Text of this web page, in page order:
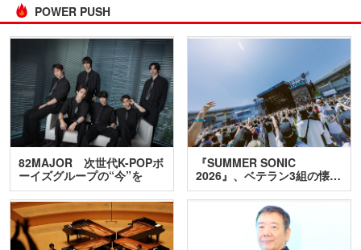
POWER PUSH
82MAJOR 次世代K-POPボ
ーイズグループの“今”を
訊…
『SUMMER SONIC
2026』、ベテラン3組の懐…